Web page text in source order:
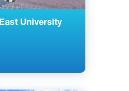
University